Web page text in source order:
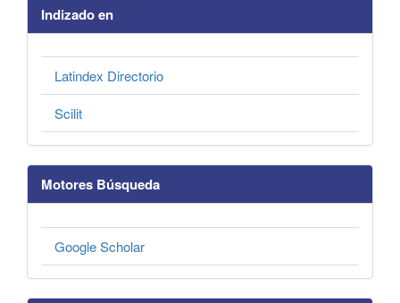
Indizado en
Latindex Directorio
Scilit
Motores Búsqueda
Google Scholar